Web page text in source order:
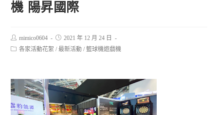
機 陽昇國際
mimico0604
2021 年 12 月 24 日
各家活動花絮 / 最新活動 / 籃球機遊戲機